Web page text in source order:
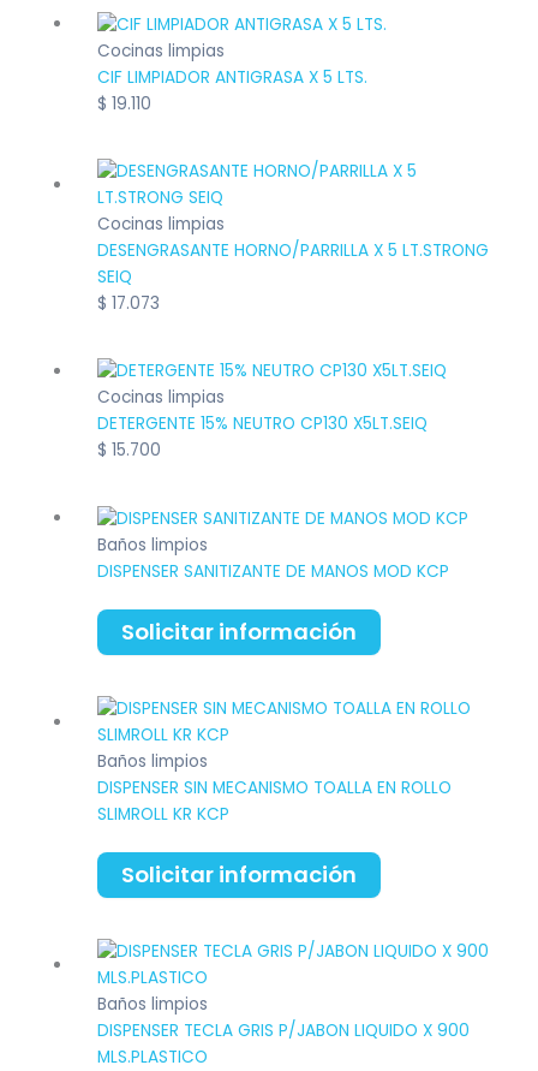
Cocinas limpias
CIF LIMPIADOR ANTIGRASA X 5 LTS.
$ 19.110
Cocinas limpias
DESENGRASANTE HORNO/PARRILLA X 5 LT.STRONG
SEIQ
$ 17.073
Cocinas limpias
DETERGENTE 15% NEUTRO CP130 X5LT.SEIQ
$ 15.700
Baños limpios
DISPENSER SANITIZANTE DE MANOS MOD KCP
Solicitar información
Baños limpios
DISPENSER SIN MECANISMO TOALLA EN ROLLO
SLIMROLL KR KCP
Solicitar información
Baños limpios
DISPENSER TECLA GRIS P/JABON LIQUIDO X 900
MLS.PLASTICO